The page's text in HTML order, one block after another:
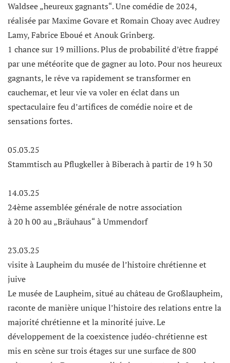
Waldsee „heureux gagnants“. Une comédie de 2024,
réalisée par Maxime Govare et Romain Choay avec Audrey
Lamy, Fabrice Eboué et Anouk Grinberg.
1 chance sur 19 millions. Plus de probabilité d’être frappé
par une météorite que de gagner au loto. Pour nos heureux
gagnants, le rêve va rapidement se transformer en
cauchemar, et leur vie va voler en éclat dans un
spectaculaire feu d’artifices de comédie noire et de
sensations fortes.
05.03.25
Stammtisch au Pflugkeller à Biberach à partir de 19 h 30
14.03.25
24ème assemblée générale de notre association
à 20 h 00 au „Bräuhaus“ à Ummendorf
23.03.25
visite à Laupheim du musée de l’histoire chrétienne et
juive
Le musée de Laupheim, situé au château de Großlaupheim,
raconte de manière unique l’histoire des relations entre la
majorité chrétienne et la minorité juive. Le
développement de la coexistence judéo-chrétienne est
mis en scène sur trois étages sur une surface de 800